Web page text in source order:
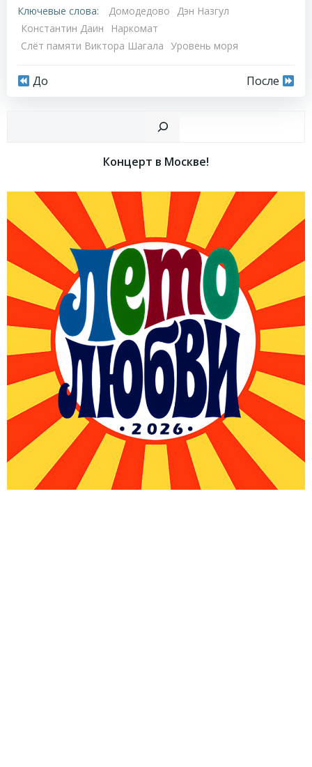
Ключевые слова: Домодедово
Дэн Назгул
Константин Даин
Наркомат
Слёт памяти Виктора Шагала
Уровень моря
Навигация
записям
До
Навигация
по
записям
После
Концерт в Москве!